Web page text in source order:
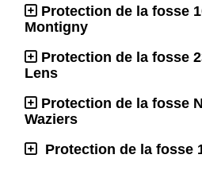
Protection de la fosse
Montigny
Protection de la fosse
Lens
Protection de la fosse
Waziers
Protection de la fosse